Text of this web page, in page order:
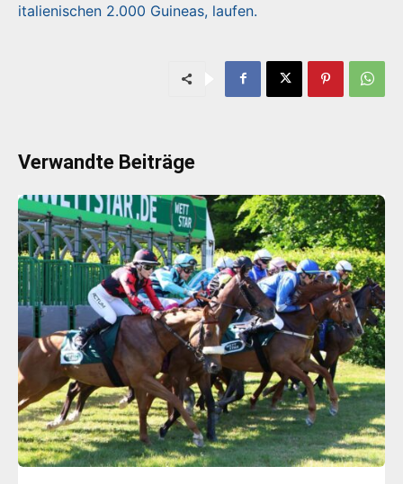
italienischen 2.000 Guineas, laufen.
Verwandte Beiträge